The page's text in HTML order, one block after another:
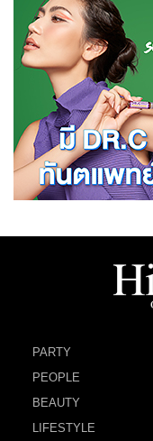
PARTY
PEOPLE
BEAUTY
LIFESTYLE